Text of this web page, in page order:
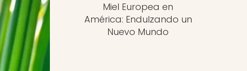
Miel Europea en
América: Endulzando un
Nuevo Mundo